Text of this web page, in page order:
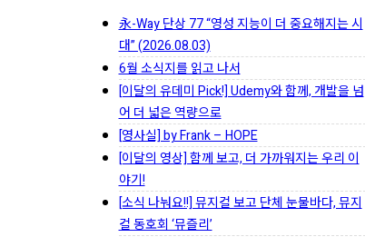
永-Way 단상 77 “영성 지능이 더 중요해지는 시
대” (2026.08.03)
6월 소식지를 읽고 나서
[이달의 유데미 Pick!] Udemy와 함께, 개발을 넘
어 더 넓은 역량으로
[영사실] by Frank – HOPE
[이달의 영상] 함께 보고, 더 가까워지는 우리 이
야기!
[소식 나눠요!!] 뮤지컬 보고 단체 눈물바다, 뮤지
컬 동호회 ‘뮤즐리’